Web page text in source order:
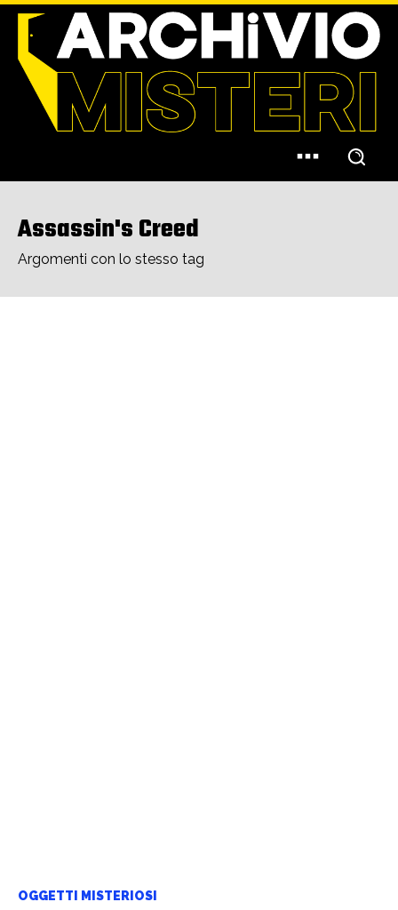
Assassin's Creed
Argomenti con lo stesso tag
OGGETTI MISTERIOSI